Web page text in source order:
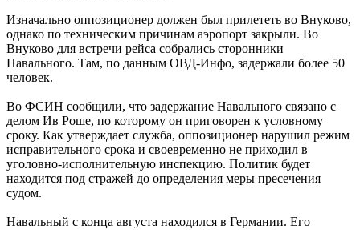
Изначально оппозиционер должен был прилететь во Внуково,
однако по техническим причинам аэропорт закрыли. Во
Внуково для встречи рейса собрались сторонники
Навального. Там, по данным ОВД-Инфо, задержали более 50
человек.
Во ФСИН сообщили, что задержание Навального связано с
делом Ив Роше, по которому он приговорен к условному
сроку. Как утверждает служба, оппозиционер нарушил режим
исправительного срока и своевременно не приходил в
уголовно-исполнительную инспекцию. Политик будет
находится под стражей до определения меры пресечения
судом.
Навальный с конца августа находился в Германии. Его